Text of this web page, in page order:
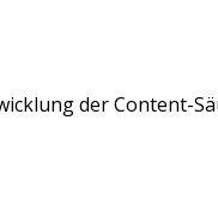
der Content-